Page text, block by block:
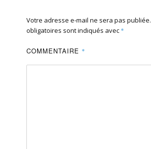
Votre adresse e-mail ne sera pas publiée.
obligatoires sont indiqués avec *
COMMENTAIRE *